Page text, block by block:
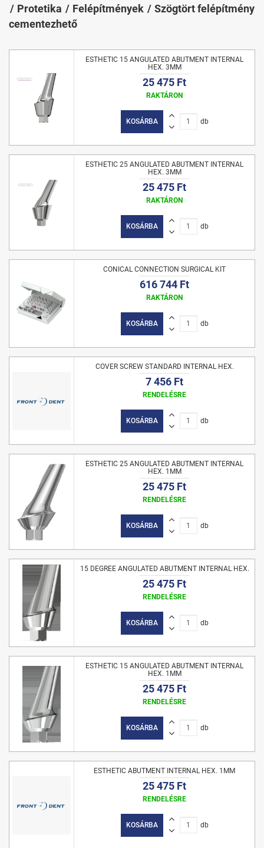
Protetika
Felépítmények
Szögtört felépítmény
cementezhető
ESTHETIC 15 ANGULATED ABUTMENT INTERNAL
HEX. 3MM
25 475 Ft
RAKTÁRON
KOSÁRBA db
ESTHETIC 25 ANGULATED ABUTMENT INTERNAL
HEX. 3MM
25 475 Ft
RAKTÁRON
KOSÁRBA db
CONICAL CONNECTION SURGICAL KIT
616 744 Ft
RAKTÁRON
KOSÁRBA db
COVER SCREW STANDARD INTERNAL HEX.
7 456 Ft
RENDELÉSRE
KOSÁRBA db
ESTHETIC 25 ANGULATED ABUTMENT INTERNAL
HEX. 1MM
25 475 Ft
RENDELÉSRE
KOSÁRBA db
15 DEGREE ANGULATED ABUTMENT INTERNAL HEX.
25 475 Ft
RENDELÉSRE
KOSÁRBA db
ESTHETIC 15 ANGULATED ABUTMENT INTERNAL
HEX. 1MM
25 475 Ft
RENDELÉSRE
KOSÁRBA db
ESTHETIC ABUTMENT INTERNAL HEX. 1MM
25 475 Ft
RENDELÉSRE
KOSÁRBA db